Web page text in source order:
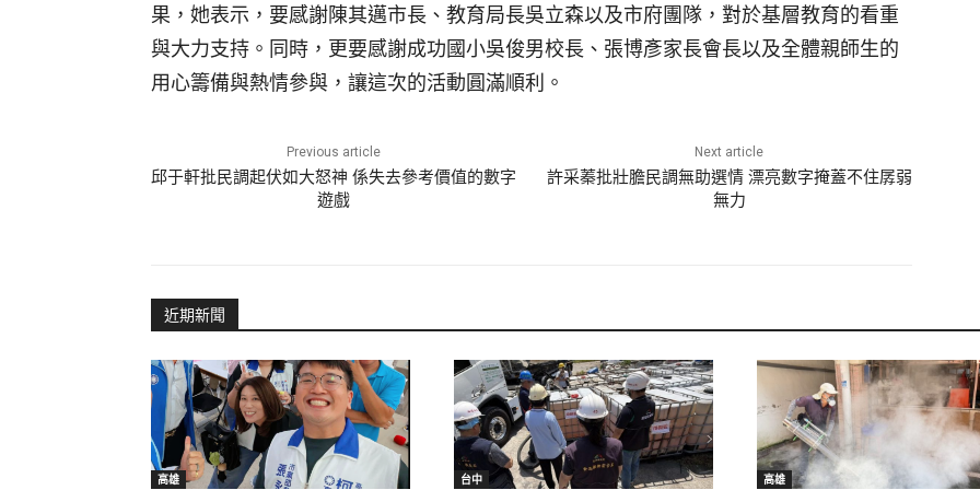
果，她表示，要感謝陳其邁市長、教育局長吳立森以及市府團隊，對於基層教育的看重
與大力支持。同時，更要感謝成功國小吳俊男校長、張博彥家長會長以及全體親師生的
用心籌備與熱情參與，讓這次的活動圓滿順利。
Previous article
邱于軒批民調起伏如大怒神 係失去參考價值的數字
遊戲
Next article
許采蓁批壯膽民調無助選情 漂亮數字掩蓋不住孱弱
無力
近期新聞
高雄 台中 高雄